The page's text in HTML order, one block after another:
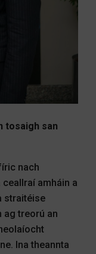
tosaigh san
nach
amháin a
straitéise
ag treorú an
Ina theannta